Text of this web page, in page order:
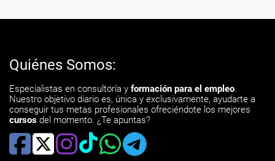
Quiénes Somos:
Especialistas en consultoría y formación para el empleo.
Nuestro objetivo diario es, única y exclusivamente, ayudarte a
conseguir tus metas profesionales ofreciéndote los mejores
cursos del momento. ¿Te apuntas?